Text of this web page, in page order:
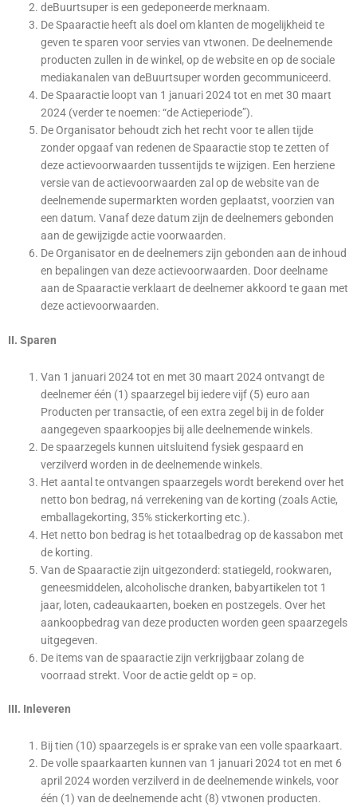
deBuurtsuper is een gedeponeerde merknaam.
De Spaaractie heeft als doel om klanten de mogelijkheid te
geven te sparen voor servies van vtwonen. De deelnemende
producten zullen in de winkel, op de website en op de sociale
mediakanalen van deBuurtsuper worden gecommuniceerd.
De Spaaractie loopt van 1 januari 2024 tot en met 30 maart
2024 (verder te noemen: “de Actieperiode”).
De Organisator behoudt zich het recht voor te allen tijde
zonder opgaaf van redenen de Spaaractie stop te zetten of
deze actievoorwaarden tussentijds te wijzigen. Een herziene
versie van de actievoorwaarden zal op de website van de
deelnemende supermarkten worden geplaatst, voorzien van
een datum. Vanaf deze datum zijn de deelnemers gebonden
aan de gewijzigde actie voorwaarden.
De Organisator en de deelnemers zijn gebonden aan de inhoud
en bepalingen van deze actievoorwaarden. Door deelname
aan de Spaaractie verklaart de deelnemer akkoord te gaan met
deze actievoorwaarden.
II. Sparen
Van 1 januari 2024 tot en met 30 maart 2024 ontvangt de
deelnemer één (1) spaarzegel bij iedere vijf (5) euro aan
Producten per transactie, of een extra zegel bij in de folder
aangegeven spaarkoopjes bij alle deelnemende winkels.
De spaarzegels kunnen uitsluitend fysiek gespaard en
verzilverd worden in de deelnemende winkels.
Het aantal te ontvangen spaarzegels wordt berekend over het
netto bon bedrag, ná verrekening van de korting (zoals Actie,
emballagekorting, 35% stickerkorting etc.).
Het netto bon bedrag is het totaalbedrag op de kassabon met
de korting.
Van de Spaaractie zijn uitgezonderd: statiegeld, rookwaren,
geneesmiddelen, alcoholische dranken, babyartikelen tot 1
jaar, loten, cadeaukaarten, boeken en postzegels. Over het
aankoopbedrag van deze producten worden geen spaarzegels
uitgegeven.
De items van de spaaractie zijn verkrijgbaar zolang de
voorraad strekt. Voor de actie geldt op = op.
III. Inleveren
Bij tien (10) spaarzegels is er sprake van een volle spaarkaart.
De volle spaarkaarten kunnen van 1 januari 2024 tot en met 6
april 2024 worden verzilverd in de deelnemende winkels, voor
één (1) van de deelnemende acht (8) vtwonen producten.